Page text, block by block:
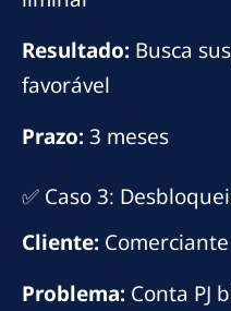
Resultado: Busca
favorável
Prazo:3 meses
✅ Caso 3:
Cliente:
Problema: Conta PJ